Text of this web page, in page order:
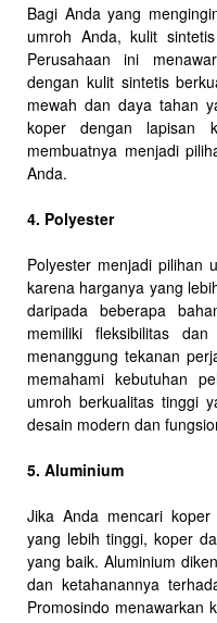
Bagi Anda yang
umroh Anda, kulit
Perusahaan ini
dengan kulit sintetis
mewah dan daya tahan
koper dengan lapisan
membuatnya menjadi
Anda.
4. Polyester
Polyester menjadi pilihan
karena harganya yang
daripada beberapa
memiliki fleksibilitas
menanggung tekanan
memahami kebutuhan
umroh berkualitas tinggi
desain modern dan
5. Aluminium
Jika Anda mencari
yang lebih tinggi, koper
yang baik. Aluminium
dan ketahanannya
Promosindo menawarkan